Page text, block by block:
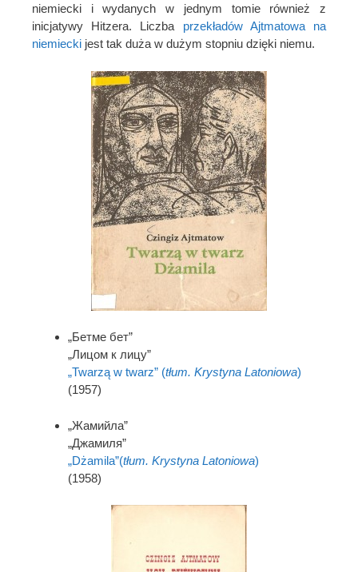
niemiecki i wydanych w jednym tomie również z
inicjatywy Hitzera. Liczba przekładów Ajtmatowa na
niemiecki jest tak duża w dużym stopniu dzięki niemu.
„Бетме бет”
„Лицом к лицу”
„Twarzą w twarz” (tłum. Krystyna Latoniowa)
(1957)
„Жамийла”
„Джамиля”
„Dżamila”(tłum. Krystyna Latoniowa)
(1958)